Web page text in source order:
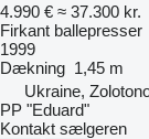
4.990 € ≈ 37.300 kr.
Firkant ballepresser
1999
Dækning 1,45 m
Ukraine,
PP "Eduard"
Kontakt sælgeren